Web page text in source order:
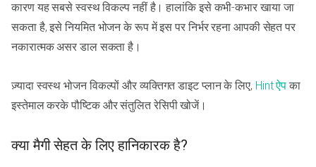
कारण यह सबसे स्वस्थ विकल्प नहीं है। हालांकि इसे कभी-कभार खाया जा
सकता है, इसे नियमित भोजन के रूप में इस पर निर्भर रहना आपकी सेहत पर
नकारात्मक असर डाल सकता है।
ज़्यादा स्वस्थ भोजन विकल्पों और व्यक्तिगत डाइट प्लान के लिए, Hint ऐप का
इस्तेमाल करके पौष्टिक और संतुलित रेसिपी खोजें।
क्या मैगी सेहत के लिए हानिकारक है?